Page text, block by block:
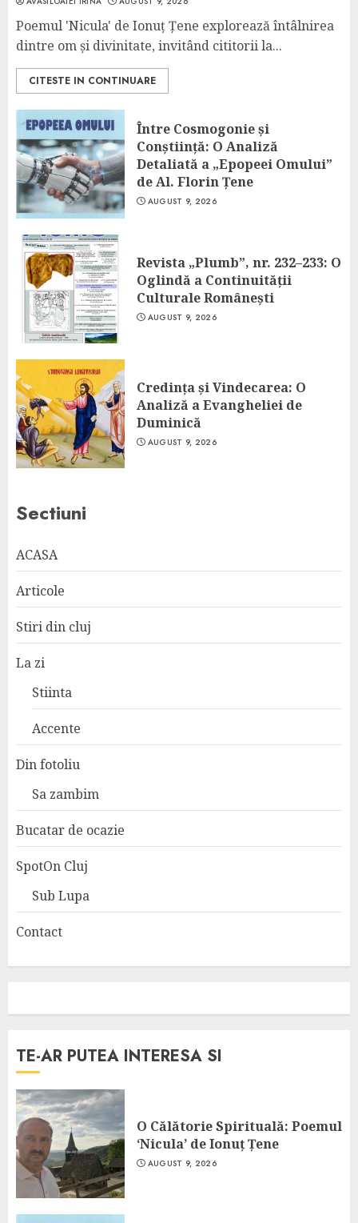
Poemul 'Nicula' de Ionuț Țene explorează întâlnirea
dintre om și divinitate, invitând cititorii la...
CITESTE IN CONTINUARE
Între Cosmogonie și
Conștiință: O Analiză
Detaliată a „Epopeei Omului”
de Al. Florin Țene
AUGUST 9, 2026
Revista „Plumb”, nr. 232–233: O
Oglindă a Continuității
Culturale Românești
AUGUST 9, 2026
Credința și Vindecarea: O
Analiză a Evangheliei de
Duminică
AUGUST 9, 2026
Sectiuni
ACASA
Articole
Stiri din cluj
La zi
Stiinta
Accente
Din fotoliu
Sa zambim
Bucatar de ocazie
SpotOn Cluj
Sub Lupa
Contact
TE-AR PUTEA INTERESA SI
O Călătorie Spirituală: Poemul
‘Nicula’ de Ionuț Țene
AUGUST 9, 2026